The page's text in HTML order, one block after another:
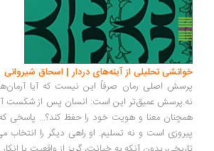
تحلیلی از آینه‌های دردار | اسحاق شیروانی
اصلی رمان صرفاً این نیست که آیا آرمان‌ها
عمیق‌تر این است: انسان پس از شکست آرمان‌ها
معنا و هویت خود را حفظ کند؟... پاسخی که
است و نه تسلیم. او راهی دیگر را انتخاب